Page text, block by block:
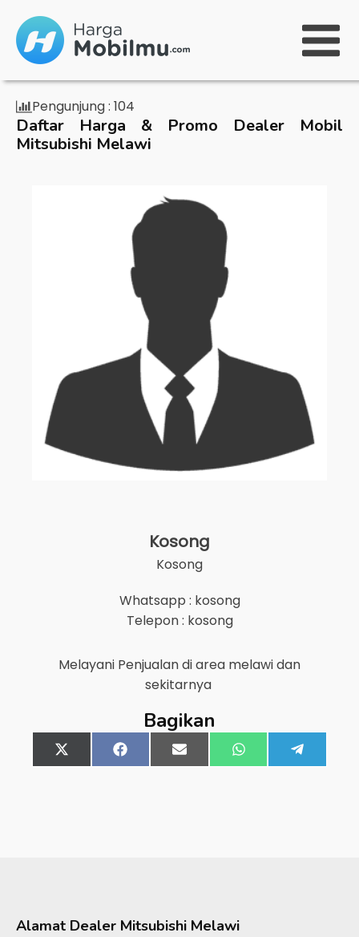
Pengunjung : 104
Daftar Harga & Promo Dealer Mobil
Mitsubishi Melawi
Kosong
Kosong
Whatsapp : kosong
Telepon : kosong
Melayani Penjualan di area melawidan
sekitarnya
Bagikan
Share
on
X
(Twitter)
Share
on
FacebookShare
on
Email Share
on
WhatsApp
on
Alamat Dealer Mitsubishi Melawi